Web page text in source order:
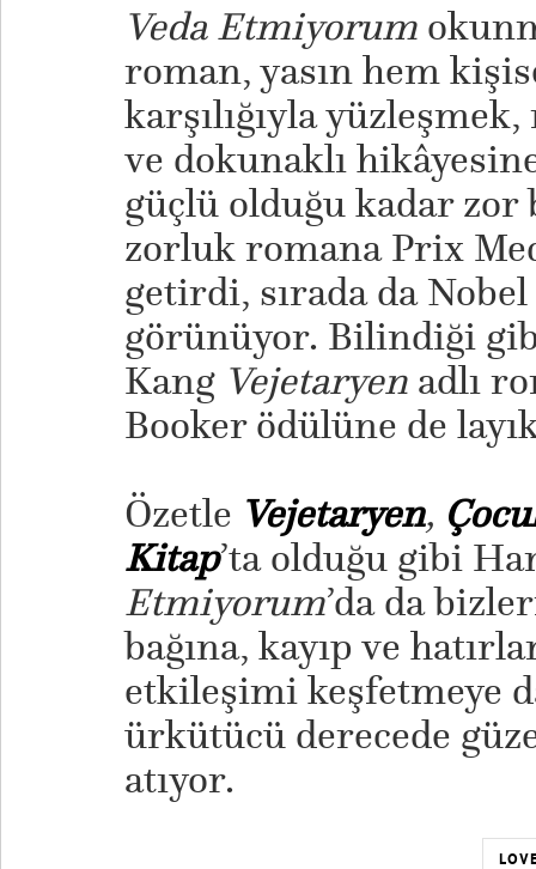
Veda Etmiyorum
roman, yasın hem
karşılığıyla
ve dokunaklı
güçlü olduğu kadar
zorluk romana Prix
getirdi, sırada da
görünüyor. Bilindiği
Kang Vejetaryenadlı
Booker ödülüne de
​Özetle Vejetaryen,
Kitap’ta olduğu gibi
Etmiyorum’da da
bağına, kayıp ve
etkileşimi keşfetmeye
ürkütücü derecede
atıyor.